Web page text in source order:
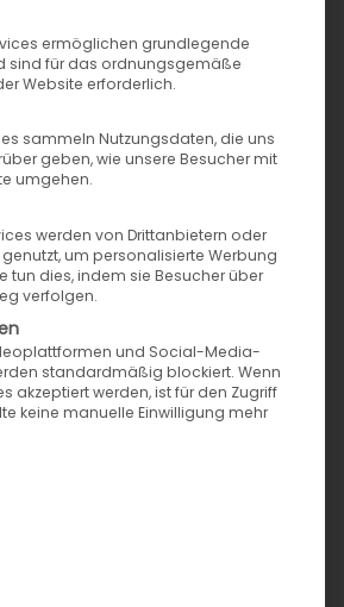
der Service-Gruppen, für die
ermöglichen grundlegende
sind für das ordnungsgemäße
Website erforderlich.
sammeln Nutzungsdaten, die uns
geben, wie unsere Besucher mit
umgehen.
werden von Drittanbietern oder
um personalisierte Werbung
tun dies, indem sie Besucher über
verfolgen.
und Social-Media-
standardmäßig blockiert. Wenn
akzeptiert werden, ist für den Zugriff
keine manuelle Einwilligung mehr